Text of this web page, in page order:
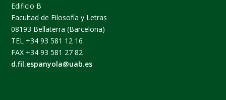
Edificio B
Facultad de Filosofía y Letras
08193 Bellaterra (Barcelona)
TEL +34 93 581 12 16
FAX +34 93 581 27 82
d.fil.espanyola@uab.es